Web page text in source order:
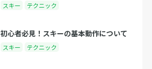
スキー テクニック
初心者必見！スキーの基本動作について
スキー テクニック